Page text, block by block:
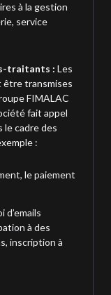
à la gestion
service
traitants : Les
être transmises
FIMALAC
fait appel
le cadre des
:
le paiement
à des
inscription à